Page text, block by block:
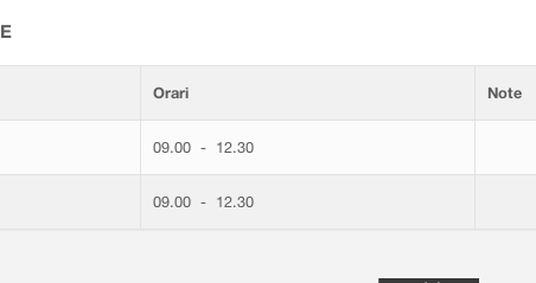
Orari Note
09.00 - 12.30
09.00 - 12.30